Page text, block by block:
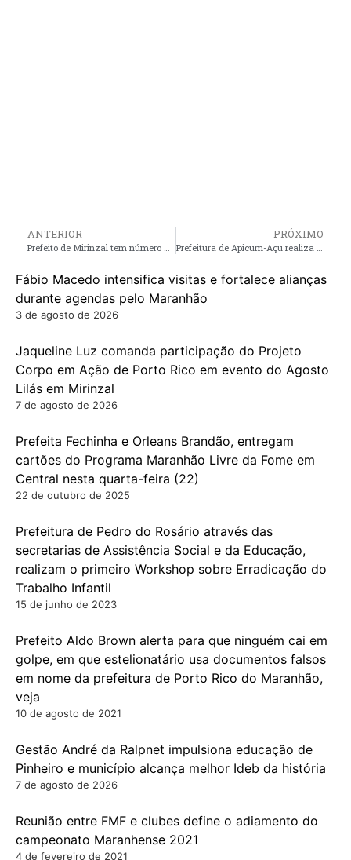
ANTERIOR
Prefeito de Mirinzal tem número de telefone clonado e alerta população sobre tentativa de golpe
PRÓXIMO
Prefeitura de Apicum-Açu realiza nova entrega do PAA, e fortalece economia local
Fábio Macedo intensifica visitas e fortalece alianças
durante agendas pelo Maranhão
3 de agosto de 2026
Jaqueline Luz comanda participação do Projeto
Corpo em Ação de Porto Rico em evento do Agosto
Lilás em Mirinzal
7 de agosto de 2026
Prefeita Fechinha e Orleans Brandão, entregam
cartões do Programa Maranhão Livre da Fome em
Central nesta quarta-feira (22)
22 de outubro de 2025
Prefeitura de Pedro do Rosário através das
secretarias de Assistência Social e da Educação,
realizam o primeiro Workshop sobre Erradicação do
Trabalho Infantil
15 de junho de 2023
Prefeito Aldo Brown alerta para que ninguém cai em
golpe, em que estelionatário usa documentos falsos
em nome da prefeitura de Porto Rico do Maranhão,
veja
10 de agosto de 2021
Gestão André da Ralpnet impulsiona educação de
Pinheiro e município alcança melhor Ideb da história
7 de agosto de 2026
Reunião entre FMF e clubes define o adiamento do
campeonato Maranhense 2021
4 de fevereiro de 2021